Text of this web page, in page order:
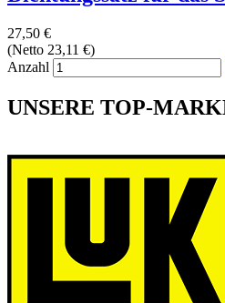
27,50 €
(Netto 23,11 €)
Anzahl
UNSERE TOP-